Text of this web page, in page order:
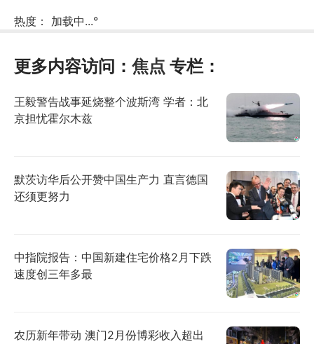
热度： 加载中...°
更多内容访问： 焦点 专栏：
王毅警告战事延烧整个波斯湾 学者：北
京担忧霍尔木兹
默茨访华后公开赞中国生产力 直言德国
还须更努力
中指院报告：中国新建住宅价格2月下跌
速度创三年多最
农历新年带动 澳门2月份博彩收入超出